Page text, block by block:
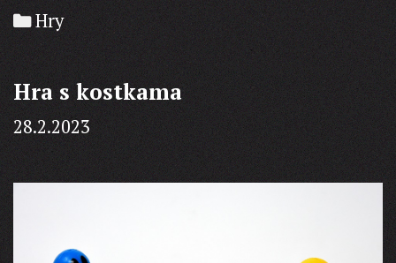
Categories
Hry
Hra s kostkama
28.2.2023